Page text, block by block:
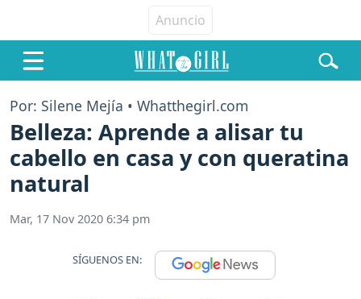
Por: Silene Mejía • Whatthegirl.com
Belleza: Aprende a alisar tu
cabello en casa y con queratina
natural
Mar, 17 Nov 2020 6:34 pm
SÍGUENOS EN: